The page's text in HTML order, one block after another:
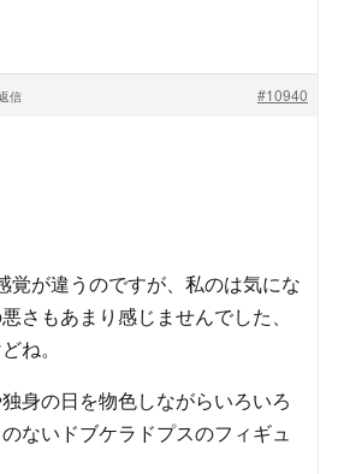
#10940
信
が違うのですが、私のは気にな
さもあまり感じませんでした、
ね。
身の日を物色しながらいろいろ
ないドブケラドプスのフィギュ